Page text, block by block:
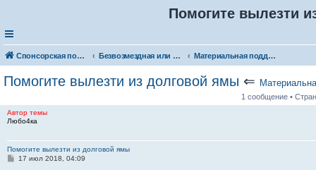
Помогите вылезти
Спонсорская помощь. Разместите своё объявление в соответствующей рубрике Безвозмездная или условно-безвозмездная помощь Материальная поддержка
Помогите вылезти из долговой ямы ⇐
1 сообщение •
Автор темы
Любо4ка
Помогите вылезти из долговой ямы
С17 июл 2018, 04:09